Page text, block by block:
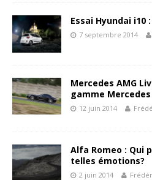
Essai Hyundai i10
7 septembre 2014
Mercedes AMG
gamme Mercedes
12 juin 2014
Alfa Romeo : Qui
telles émotions?
2 juin 2014